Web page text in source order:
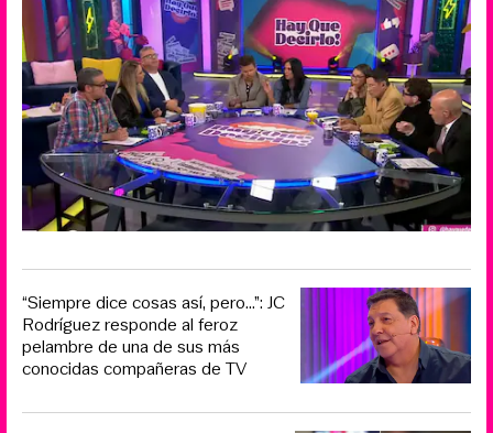
“Siempre dice cosas así, pero...”: JC
Rodríguez responde al feroz
pelambre de una de sus más
conocidas compañeras de TV